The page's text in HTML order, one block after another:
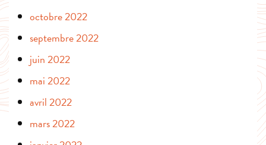
octobre 2022
septembre 2022
juin 2022
mai 2022
avril 2022
mars 2022